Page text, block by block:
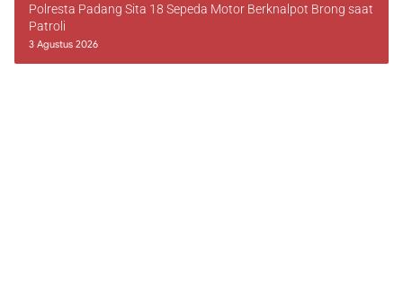
Polresta Padang Sita 18 Sepeda Motor Berknalpot Brong saat
Patroli
3 Agustus 2026